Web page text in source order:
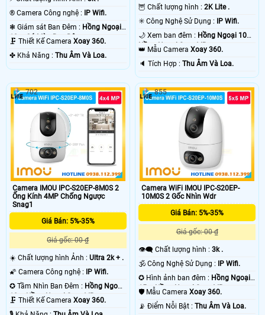
®️ Camera Công nghệ :
IP Wifi.
❃ Giám sát Ban Đêm : Hồng Ngoại
10m Có Màu Ban Ðêm.
🗜️ Thiết Kế Camera Xoay 360.
️✤ Khả Năng : Thu Âm Và Loa.
🦉 Chất lượng hình :2K Lite .
✳️ Công Nghệ Sử Dụng :
IP Wifi.
🌙 Xem ban đêm : Hồng Ngoại 10m
Hồng Ngoại Smart IR.
👑 Mẫu CameraXoay 360.
️🔈 Tích Hợp :Thu Âm Và Loa.
Camera IMOU IPC-S20EP-8M0S 2
Ống Kính 4MP Chống Ngược
Snag1
Giá Bán: 5%-35%
Giá gốc: 00 ₫
☀️ Chất lượng hình Ảnh : Ultra 2k + .
🌠 Camera Công nghệ : IP Wifi.
✪ Tầm Nhìn Ban Đêm : Hồng Ngoại
10m Hồng Ngoại Smart IR.
🗜️ Thiết Kế Camera Xoay 360.
702
Camera WiFi IMOU IPC-S20EP-
10M0S 2 Gốc Nhìn Wdr
Giá Bán: 5%-35%
Giá gốc: 00 ₫
👁️‍🗨 Chất lượng hình :3k .
🕉️ Công Nghệ Sử Dụng : IP Wifi.
✪ Hình ảnh ban đêm : Hồng Ngoại
15m Hồng Ngoại Smart IR.
🛡 Mẫu CameraXoay 360.
️📡 Điểm Nỗi Bật :Thu Âm Và Loa.
855